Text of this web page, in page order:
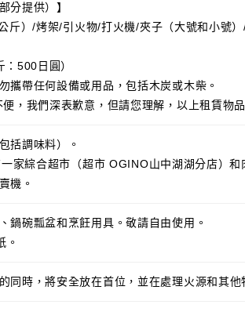
分提供）】
斤）/烤架/引火物/打火機/夾子（大號和小號
：500日圓）
攜帶任何設備或用品，包括木炭或木柴。
，我們深表歉意，但請您理解，以上租賃物
括調味料）。
家綜合超市（超市 OGINO山中湖湖分店）和
機。
鍋碗瓢盆和烹飪用具。敬請自由使用。
。
同時，將安全放在首位，並在處理火源和其他